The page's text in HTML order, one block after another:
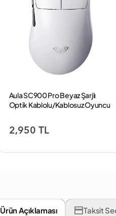
Aula SC900 Pro Beyaz Şarjlı
Optik Kablolu/Kablosuz Oyuncu
2,950 TL
Ürün Açıklaması Taksit